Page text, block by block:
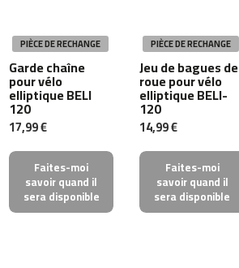
-
1
6
0
c
-
2
0
0
PIÈCE DE RECHANGE
Garde chaîne
pour vélo
elliptique BELI
120
17,99 €
Faites-moi
savoir quand il
sera disponible
PIÈCE DE RECHANGE
Jeu de bagues de
roue pour vélo
elliptique BELI-
120
14,99 €
Faites-moi
savoir quand il
sera disponible